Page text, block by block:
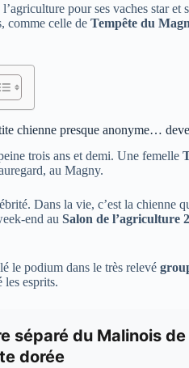
pour ses vaches star
comme celle de Tempête du
chienne presque anonyme…
trois ans et demi. Une femelle
au Magny.
Dans la vie, c’est la chienne
end au Salon de l’agriculture
le podium dans le très relevé
les esprits.
séparé du Malinois
dorée